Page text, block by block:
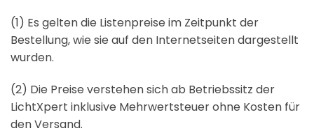
(1) Es gelten die Listenpreise im Zeitpunkt der
Bestellung, wie sie auf den Internetseiten dargestellt
wurden.
(2) Die Preise verstehen sich ab Betriebssitz der
LichtXpert inklusive Mehrwertsteuer ohne Kosten für
den Versand.